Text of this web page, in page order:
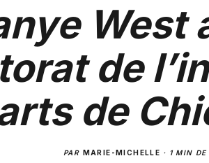
West
de
de
PAR MARIE-MICHELLE · 1 MIN DE